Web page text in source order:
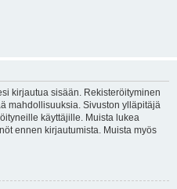
kirjautua sisään. Rekisteröityminen
mahdollisuuksia. Sivuston ylläpitäjä
käyttäjille. Muista lukea
ennen kirjautumista. Muista myös